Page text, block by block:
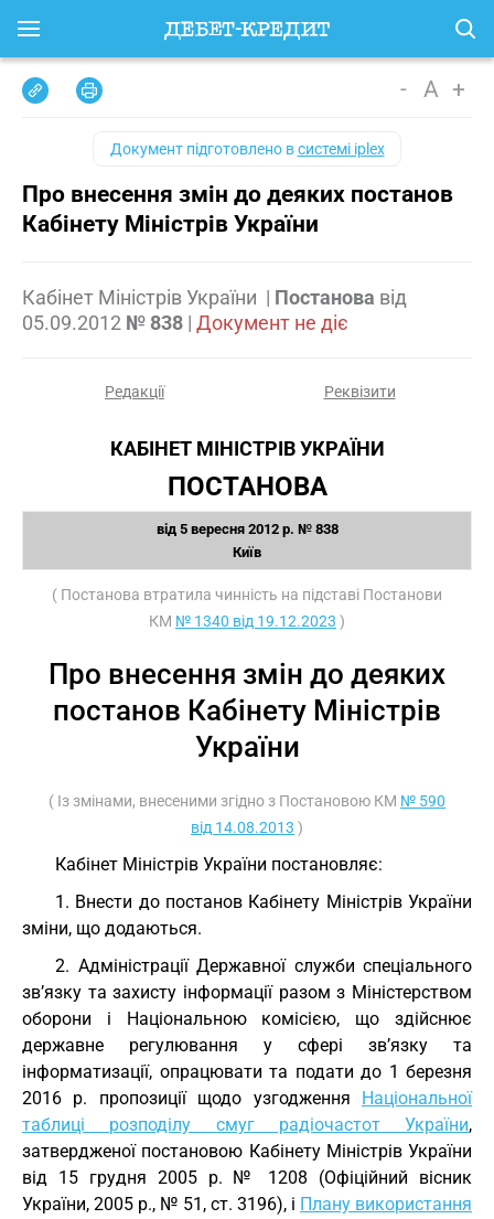
- A +
Документ підготовлено всистемі iplex
Про внесення змін до деяких постанов
Кабінету Міністрів України
Кабінет Міністрів України | Постанова від
05.09.2012 № 838 | Документ не діє
Редакції Реквізити
КАБІНЕТ МІНІСТРІВ УКРАЇНИ
ПОСТАНОВА
від 5 вересня 2012 р. № 838
Київ
( Постанова втратила чинність на підставі Постанови
КМ № 1340 від 19.12.2023 )
Про внесення змін до деяких
постанов Кабінету Міністрів
України
( Із змінами, внесеними згідно з Постановою КМ № 590
від 14.08.2013 )
Кабінет Міністрів України постановляє:
1. Внести до постанов Кабінету Міністрів України
зміни, що додаються.
2. Адміністрації Державної служби спеціального
зв’язку та захисту інформації разом з Міністерством
оборони і Національною комісією, що здійснює
державне регулювання у сфері зв’язку та
інформатизації, опрацювати та подати до 1 березня
2016 р. пропозиції щодо узгодження Національної
таблиці розподілу смуг радіочастот України,
затвердженої постановою Кабінету Міністрів України
від 15 грудня 2005 р. № 1208 (Офіційний вісник
України, 2005 р., № 51, ст. 3196), і Плану використання